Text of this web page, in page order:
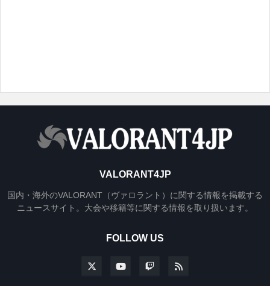
VALORANT4JP
国内・海外のVALORANT（ヴァロラント）に関する情報を掲載する
ニュースサイト。大会や移籍等に関する情報を取り扱います。
FOLLOW US